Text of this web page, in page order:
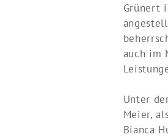
Grünert
auch im
Unter
Meier,
Bianca